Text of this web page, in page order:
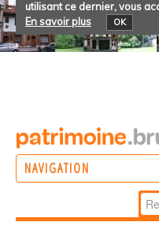
utilisant ce dernier, vous
En savoir plus
OK
NAVIGATION